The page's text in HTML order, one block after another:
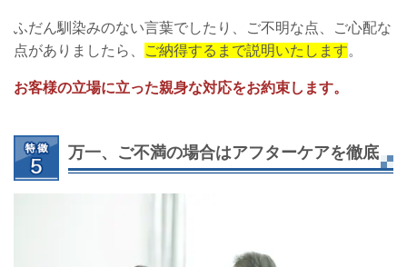
ふだん馴染みのない言葉でしたり、ご不明な点、ご心配な
点がありましたら、
ご納得するまで説明いたします。
お客様の立場に立った親身な対応をお約束します。
万一、ご不満の場合はアフターケアを徹底